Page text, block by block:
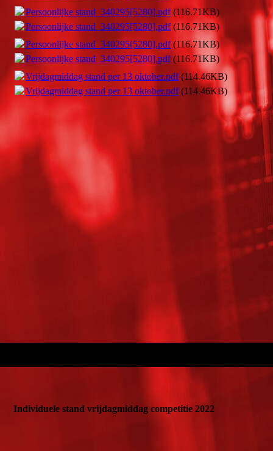
Persoonlijke stand_340295[5280].pdf(116.71KB)
Persoonlijke stand_340295[5280].pdf(116.71KB)
Persoonlijke stand_340295[5280].pdf(116.71KB)
Persoonlijke stand_340295[5280].pdf(116.71KB)
Vrijdagmiddag stand per 13 oktober.pdf(114.46KB)
Vrijdagmiddag stand per 13 oktober.pdf(114.46KB)
Individuele stand vrijdagmiddag competitie 2022